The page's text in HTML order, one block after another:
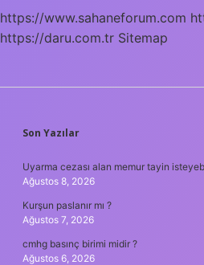
https://www.sahaneforum.com
https://daru.com.tr Sitemap
SIDEBAR
Son Yazılar
Uyarma cezası alan memur tayin
Ağustos 8, 2026
Kurşun paslanır mı ?
Ağustos 7, 2026
cmhg basınç birimi midir ?
Ağustos 6, 2026